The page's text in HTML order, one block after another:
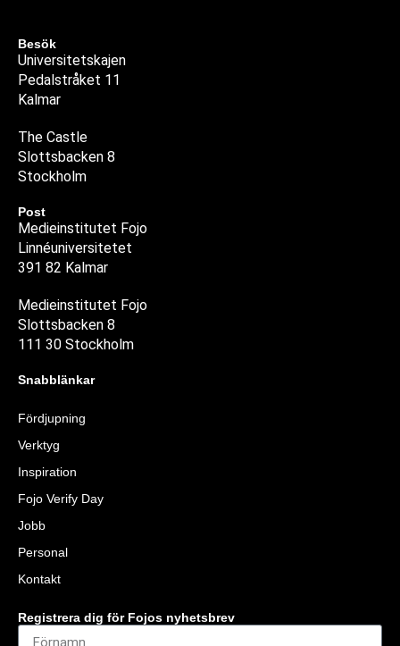
Besök
Universitetskajen
Pedalstråket 11
Kalmar
The Castle
Slottsbacken 8
Stockholm
Post
Medieinstitutet Fojo
Linnéuniversitetet
391 82 Kalmar
Medieinstitutet Fojo
Slottsbacken 8
111 30 Stockholm
Snabblänkar
Fördjupning
Verktyg
Inspiration
Fojo Verify Day
Jobb
Personal
Kontakt
Registrera dig för Fojos nyhetsbrev